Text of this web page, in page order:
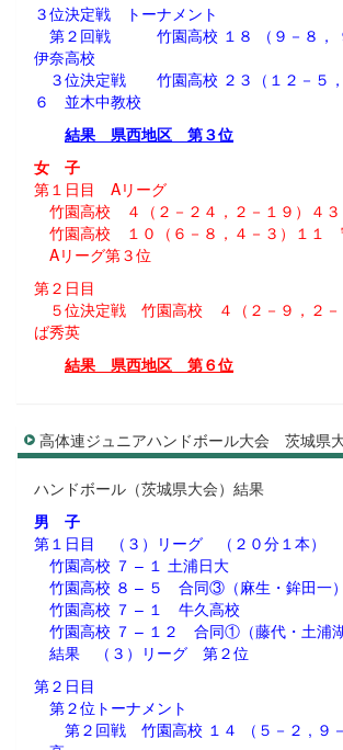
３位決定戦 トーナメント
第２回戦 竹園高校 １８ （９－８，
伊奈高校
３位決定戦 竹園高校 ２３（１２－５，
６ 並木中教校
結果 県西地区 第３位
女 子
第１日目 Aリーグ
竹園高校 ４（２－２４，２－１９）４
竹園高校 １０（６－８，４－３）１１
Aリーグ第３位
第２日目
５位決定戦 竹園高校 ４（２－９，２
ば秀英
結果 県西地区 第６位
高体連ジュニアハンドボール大会 茨城県
ハンドボール（茨城県大会）結果
男 子
第１日目 （３）リーグ （２０分１本）
竹園高校 ７ – １ 土浦日大
竹園高校 ８ – ５ 合同③（麻生・鉾田一）
竹園高校 ７ – １ 牛久高校
竹園高校 ７ – １２ 合同①（藤代・土浦湖
結果 （３）リーグ 第２位
第２日目
第２位トーナメント
第２回戦 竹園高校 １４ （５－２ , ９